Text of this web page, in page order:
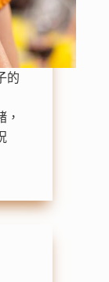
的
，